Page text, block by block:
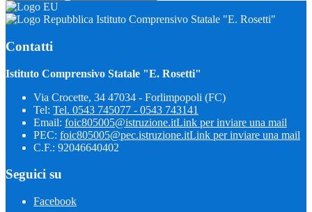
Istituto Comprensivo Statale "E. Rosetti"
Contatti
Istituto Comprensivo Statale "E. Rosetti"
Via Crocette, 34 47034 - Forlimpopoli (FC)
Tel: Tel. 0543 745077 - 0543 743141
Email: foic805005@istruzione.itLink per inviare una mail
PEC: foic805005@pec.istruzione.itLink per inviare una mail
C.F.: 92046640402
Seguici su
Facebook